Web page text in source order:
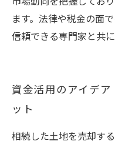
ます。法律や税金の面
信頼できる専門家と共
資金活用のアイデア
ット
相続した土地を売却す